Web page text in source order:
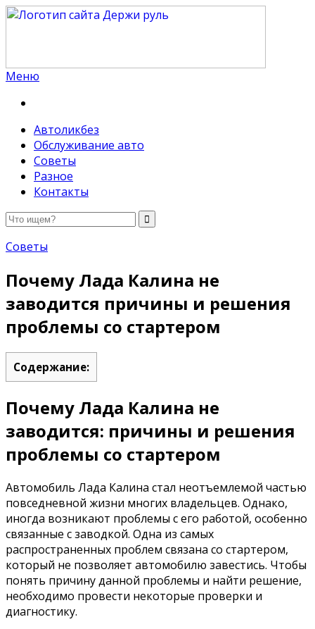
Меню
Автоликбез
Обслуживание авто
Советы
Разное
Контакты
Советы
Почему Лада Калина не
заводится причины и решения
проблемы со стартером
Содержание:
Почему Лада Калина не
заводится: причины и решения
проблемы со стартером
Автомобиль Лада Калина стал неотъемлемой частью
повседневной жизни многих владельцев. Однако,
иногда возникают проблемы с его работой, особенно
связанные с заводкой. Одна из самых
распространенных проблем связана со стартером,
который не позволяет автомобилю завестись. Чтобы
понять причину данной проблемы и найти решение,
необходимо провести некоторые проверки и
диагностику.